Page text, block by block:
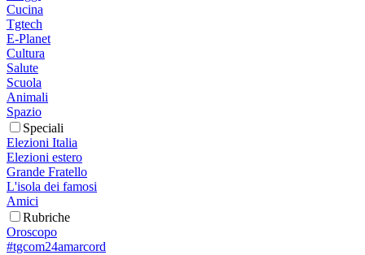
Cucina
Tgtech
E-Planet
Cultura
Salute
Scuola
Animali
Spazio
Speciali
Elezioni Italia
Elezioni estero
Grande Fratello
L'isola dei famosi
Amici
Rubriche
Oroscopo
#tgcom24amarcord